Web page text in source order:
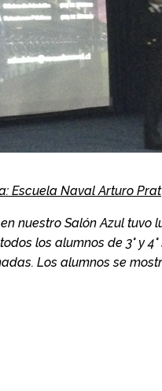
Escuela Naval Arturo Prat
nuestro Salón Azul
los alumnos de 3° y
Los alumnos se